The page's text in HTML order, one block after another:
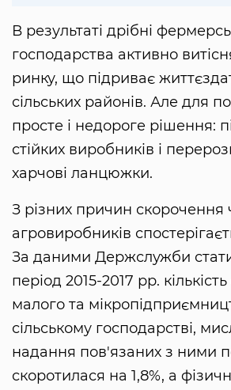
В результаті дрібні
господарства активно
ринку, що підриває
сільських районів. Але для
просте і недороге рішення:
стійких виробників і
харчові ланцюжки.
З різних причин скорочення
агровиробників
За даними Держслужби
період 2015-2017 рр. кількість
малого та
сільському господарстві,
надання пов'язаних з ними
скоротилася на 1,8%, а